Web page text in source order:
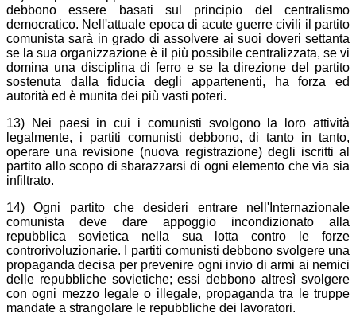
debbono essere basati sul principio del centralismo
democratico. Nell'attuale epoca di acute guerre civili il partito
comunista sarà in grado di assolvere ai suoi doveri settanta
se la sua organizzazione è il più possibile centralizzata, se vi
domina una disciplina di ferro e se la direzione del partito
sostenuta dalla fiducia degli appartenenti, ha forza ed
autorità ed è munita dei più vasti poteri.
13) Nei paesi in cui i comunisti svolgono la loro attività
legalmente, i partiti comunisti debbono, di tanto in tanto,
operare una revisione (nuova registrazione) degli iscritti al
partito allo scopo di sbarazzarsi di ogni elemento che via sia
infiltrato.
14) Ogni partito che desideri entrare nell'Internazionale
comunista deve dare appoggio incondizionato alla
repubblica sovietica nella sua lotta contro le forze
controrivoluzionarie. I partiti comunisti debbono svolgere una
propaganda decisa per prevenire ogni invio di armi ai nemici
delle repubbliche sovietiche; essi debbono altresì svolgere
con ogni mezzo legale o illegale, propaganda tra le truppe
mandate a strangolare le repubbliche dei lavoratori.